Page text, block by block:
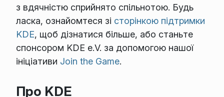
з вдячністю сприйнято спільнотою. Будь
ласка, ознайомтеся зі сторінкою підтримки
KDE, щоб дізнатися більше, або станьте
спонсором KDE e.V. за допомогою нашої
ініціативи Join the Game.
Про KDE